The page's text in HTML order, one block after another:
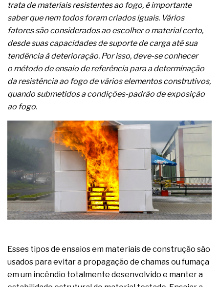
trata de materiais resistentes ao fogo, é importante
saber que nem todos foram criados iguais. Vários
fatores são considerados ao escolher o material certo,
desde suas capacidades de suporte de carga até sua
tendência à deterioração. Por isso, deve-se conhecer
o método de ensaio de referência para a determinação
da resistência ao fogo de vários elementos construtivos,
quando submetidos a condições-padrão de exposição
ao fogo.
Esses tipos de ensaios em materiais de construção são
usados para evitar a propagação de chamas ou fumaça
em um incêndio totalmente desenvolvido e manter a